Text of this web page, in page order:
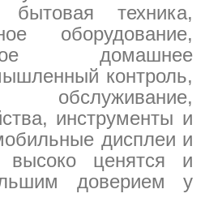
бытовая техника,
оборудование,
домашнее
контроль,
обслуживание,
инструменты и
дисплеи и
ценятся и
доверием у